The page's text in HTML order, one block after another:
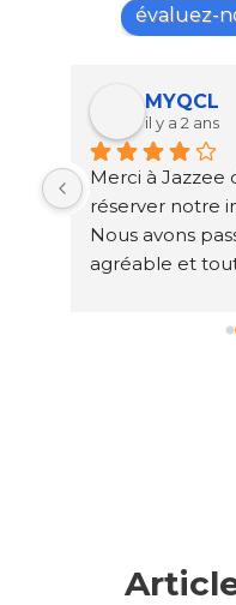
évaluez-
MYQCL
il y a 2 ans
Merci à Jazzee
réserver notre
Nous avons
agréable et
meilleure
Jazzee pour